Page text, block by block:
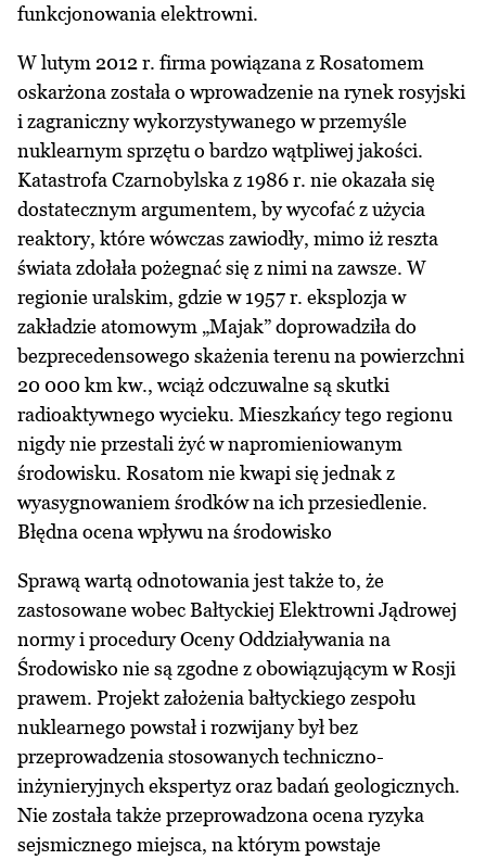
funkcjonowania elektrowni.
W lutym 2012 r. firma powiązana z Rosatomem
oskarżona została o wprowadzenie na rynek rosyjski
i zagraniczny wykorzystywanego w przemyśle
nuklearnym sprzętu o bardzo wątpliwej jakości.
Katastrofa Czarnobylska z 1986 r. nie okazała się
dostatecznym argumentem, by wycofać z użycia
reaktory, które wówczas zawiodły, mimo iż reszta
świata zdołała pożegnać się z nimi na zawsze. W
regionie uralskim, gdzie w 1957 r. eksplozja w
zakładzie atomowym „Majak” doprowadziła do
bezprecedensowego skażenia terenu na powierzchni
20 000 km kw., wciąż odczuwalne są skutki
radioaktywnego wycieku. Mieszkańcy tego regionu
nigdy nie przestali żyć w napromieniowanym
środowisku. Rosatom nie kwapi się jednak z
wyasygnowaniem środków na ich przesiedlenie.
Błędna ocena wpływu na środowisko
Sprawą wartą odnotowania jest także to, że
zastosowane wobec Bałtyckiej Elektrowni Jądrowej
normy i procedury Oceny Oddziaływania na
Środowisko nie są zgodne z obowiązującym w Rosji
prawem. Projekt założenia bałtyckiego zespołu
nuklearnego powstał i rozwijany był bez
przeprowadzenia stosowanych techniczno-
inżynieryjnych ekspertyz oraz badań geologicznych.
Nie została także przeprowadzona ocena ryzyka
sejsmicznego miejsca, na którym powstaje